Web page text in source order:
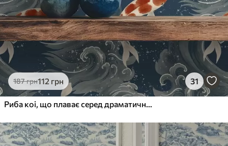
187грн112 грн 31
Риба коі, що плаває серед драматичних океанських хвиль